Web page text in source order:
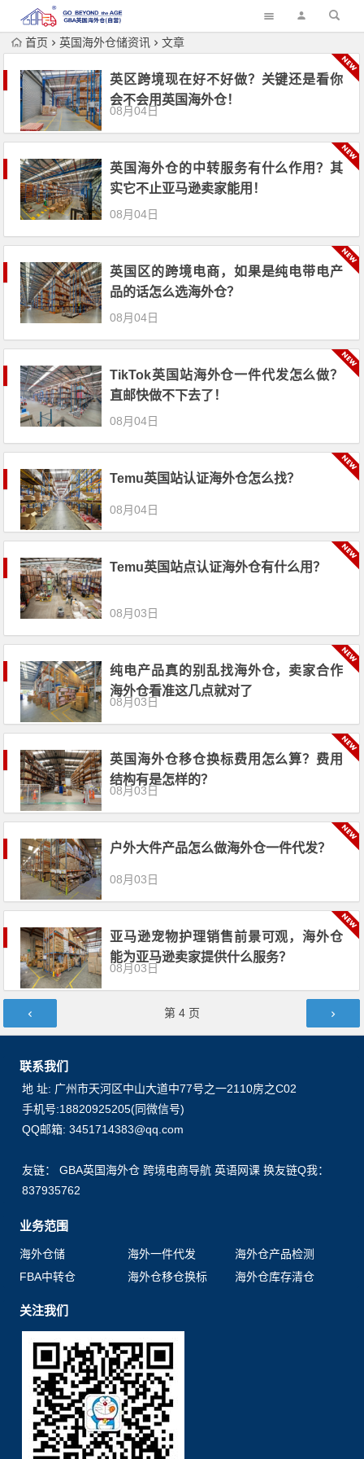
首页 英国海外仓储资讯 文章
英区跨境现在好不好做？关键还是看你
会不会用英国海外仓！
08月04日
英国海外仓的中转服务有什么作用？其
实它不止亚马逊卖家能用！
08月04日
英国区的跨境电商，如果是纯电带电产
品的话怎么选海外仓？
08月04日
TikTok英国站海外仓一件代发怎么做？
直邮快做不下去了！
08月04日
Temu英国站认证海外仓怎么找？
08月04日
Temu英国站点认证海外仓有什么用？
08月03日
纯电产品真的别乱找海外仓，卖家合作
海外仓看准这几点就对了
08月03日
英国海外仓移仓换标费用怎么算？费用
结构有是怎样的？
08月03日
户外大件产品怎么做海外仓一件代发？
08月03日
亚马逊宠物护理销售前景可观，海外仓
能为亚马逊卖家提供什么服务？
08月03日
文章导航 第 4页
联系我们
地 址: 广州市天河区中山大道中77号之一2110房之C02
手机号:18820925205(同微信号)
QQ邮箱: 3451714383@qq.com
友链：GBA英国海外仓 跨境电商导航 英语网课 换友链Q我：
837935762
业务范围
海外仓储 海外一件代发
海外仓产品检测
FBA中转仓
海外仓移仓换标 海外仓库存清仓
关注我们